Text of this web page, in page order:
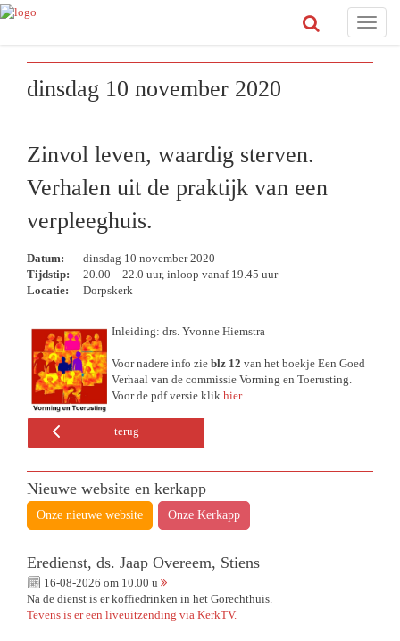
Toggle
dinsdag 10 november 2020
Zinvol leven, waardig sterven.
Verhalen uit de praktijk van een
verpleeghuis.
Datum:
dinsdag 10 november 2020
Tijdstip:
20.00 - 22.0 uur, inloop vanaf 19.45 uur
Locatie:
Dorpskerk
Inleiding: drs. Yvonne Hiemstra
Voor nadere info zie blz 12 van het boekje Een Goed
Verhaal van de commissie Vorming en Toerusting.
Voor de pdf versie klik hier.
terug
Nieuwe website en kerkapp
Onze nieuwe website Onze Kerkapp
Eredienst, ds. Jaap Overeem, Stiens
16-08-2026 om 10.00 u
Na de dienst is er koffiedrinken in het Gorechthuis.
Tevens is er een liveuitzending via KerkTV.